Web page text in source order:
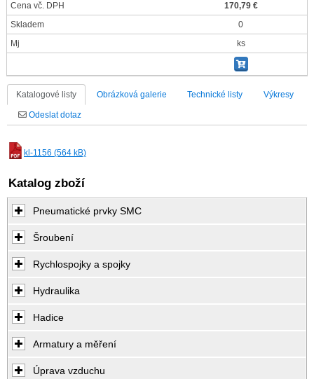
Cena vč. DPH
170,79 €
Skladem
0
Mj
ks
Katalogové listy Obrázková galerie Technické listy Výkresy
Odeslat dotaz
kl-1156 (564 kB)
Katalog zboží
Pneumatické prvky SMC
Šroubení
Rychlospojky a spojky
Hydraulika
Hadice
Armatury a měření
Úprava vzduchu